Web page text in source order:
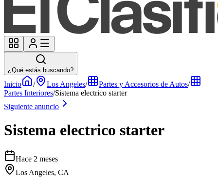
¿Qué estás buscando?
Inicio / Los Angeles/ Partes y Accesorios de Autos/
Partes Interiores/Sistema electrico starter
Siguiente anuncio
Sistema electrico starter
Hace 2 meses
Los Angeles, CA